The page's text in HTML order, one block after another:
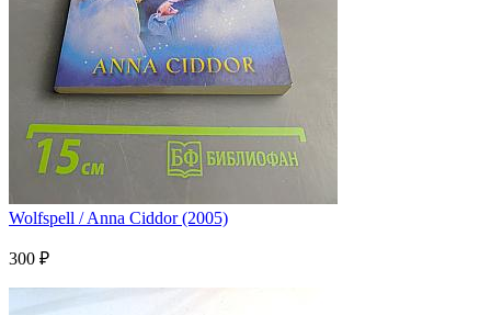
Wolfspell / Anna Ciddor (2005)
300 ₽